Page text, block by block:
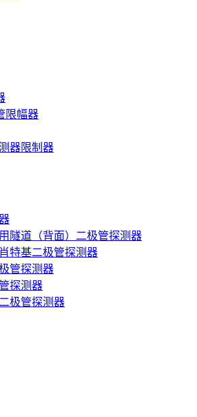
限幅器
器限制器
隧道（背面）二极管探测器
特基二极管探测器
管探测器
探测器
极管探测器